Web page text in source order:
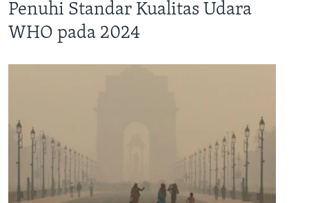
Penuhi Standar Kualitas Udara
WHO pada 2024